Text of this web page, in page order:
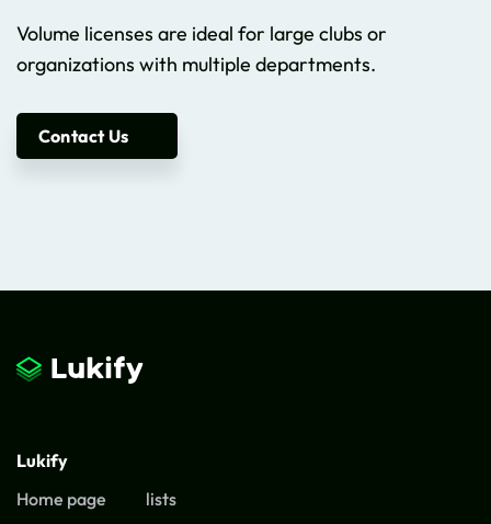
Volume licenses are ideal for large clubs or
organizations with multiple departments.
Contact Us
Lukify
Home page
lists